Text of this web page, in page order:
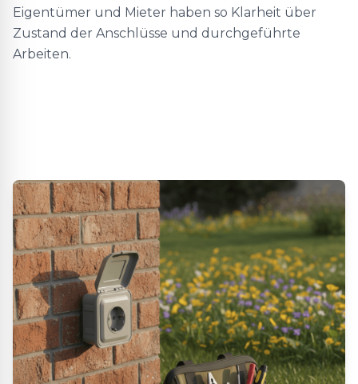
Eigentümer und Mieter haben so Klarheit über
Zustand der Anschlüsse und durchgeführte
Arbeiten.